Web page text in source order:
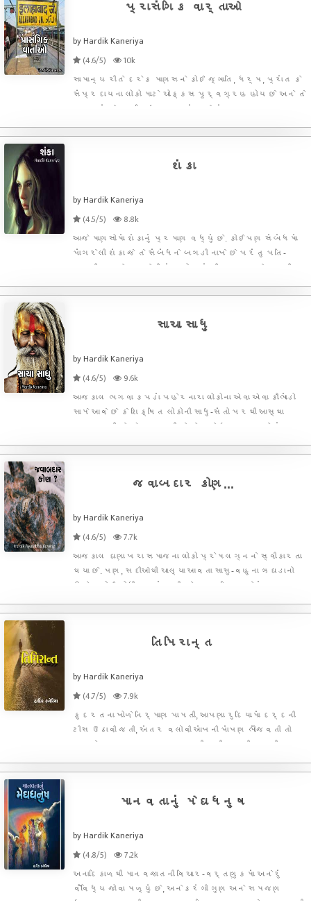
પ્રાસંગિક વાર્તાઓ
by Hardik Kaneriya
(4.6/5)
10k
સામાન્ય રીતે દરેક માણસને કોઈ જ્ઞાતિ, ધર્મ, પ્રાંત કે
સંપ્રદાયના લોકો માટે ચોક્કસ પૂર્વગ્રહ હોય છે અને તે
માણસનું તે જ્ઞાતિ, ધર્મ, પ્રાંત કે સંપ્રદાયના માણસ
હોય છે. એ પૂર્વગ્રહ ધીમે ધીમે માણસના દિમાગમાં એ હદ
શંકા
by Hardik Kaneriya
(4.5/5)
8.8k
આજે માણસોમાં શંકાનું પ્રમાણ વધ્યું છે. કોઈપણ સંબંધમાં
પાંગરેલી શંકા જે તે સંબંધને બગડી નાખે છે પરંતુ પતિ-
પત્ની વચ્ચે જન્મેલી શંકા તો આખું જીવતર જ ઝેર કરી
વિશ્વાસનો તાંતણો જેટલો મજબૂત હશે એટલું જ જીવન
સાચા સાધુ
by Hardik Kaneriya
(4.6/5)
9.6k
આજકાલ ભગવા કપડાં પહેરનારા લોકોના એવા એવા કૌભાંડો
સામે આવે છે કે શિક્ષિત લોકોની સાધુ-સંતો પરથી આસ્થા
ડગવા લાગી છે. એ વાત સાચી છે કે આજે ધર્મના નામે દંભ
ગયો હોય એવા પ્રસંગોનો પણ તોટો નથી. પ્રત્યેક સંત
જવાબદાર કોણ...
by Hardik Kaneriya
(4.6/5)
7.7k
આજકાલ ઘણા ખરા સમાજના લોકો પ્રેમલગ્નને સ્વીકારતા
થયા છે. પણ, સદીઓથી ચાલ્યા આવતા સાસુ-વહુના ઝઘડાનો
ઉકેલ કોઈ શોધી શક્યું નથી. કેટલાક કિસ્સાઓમાં વહુ
પણ માતા-પિતા કે પત્ની એ બેમાંથી કોઈ એકની પસંદગી
તિમિરાન્ત
by Hardik Kaneriya
(4.7/5)
7.9k
કુદરતના ખોળે નિર્માણ પામતી, આપણા રુદિયામાં દર્દની
ટીસ ઉઠાવી જતી, અંતર વલોવી આંખની પાંપણ ભીંજવતી તો
ક્યારેક સુખદ અનુભવ કરાવતી મારી-તમારી-આપણી
કરતા પુસ્તક “તિમિરાન્ત”માંથી આ વાર્તા આપ
માનવતાનું મેઘધનુષ
by Hardik Kaneriya
(4.8/5)
7.2k
અનાદિકાળથી માનવજાતની વિચાર-વર્તણુકમાં અનેરું
વૈવિધ્ય જોવા મળ્યું છે, અનેકરંગી ગુણ અને સમજણ
ધરાવતા મનુજની આસપાસ સાત્વિક, સવળા અને માનવતાથી